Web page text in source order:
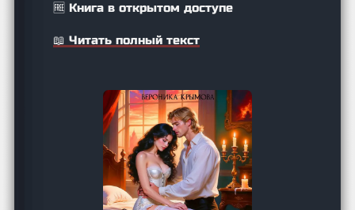
🆓 Книга в открытом доступе
📖 Читать полный текст